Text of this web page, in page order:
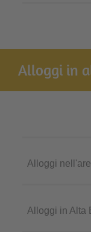
Alloggi in
Alloggi
Alloggi in Alta